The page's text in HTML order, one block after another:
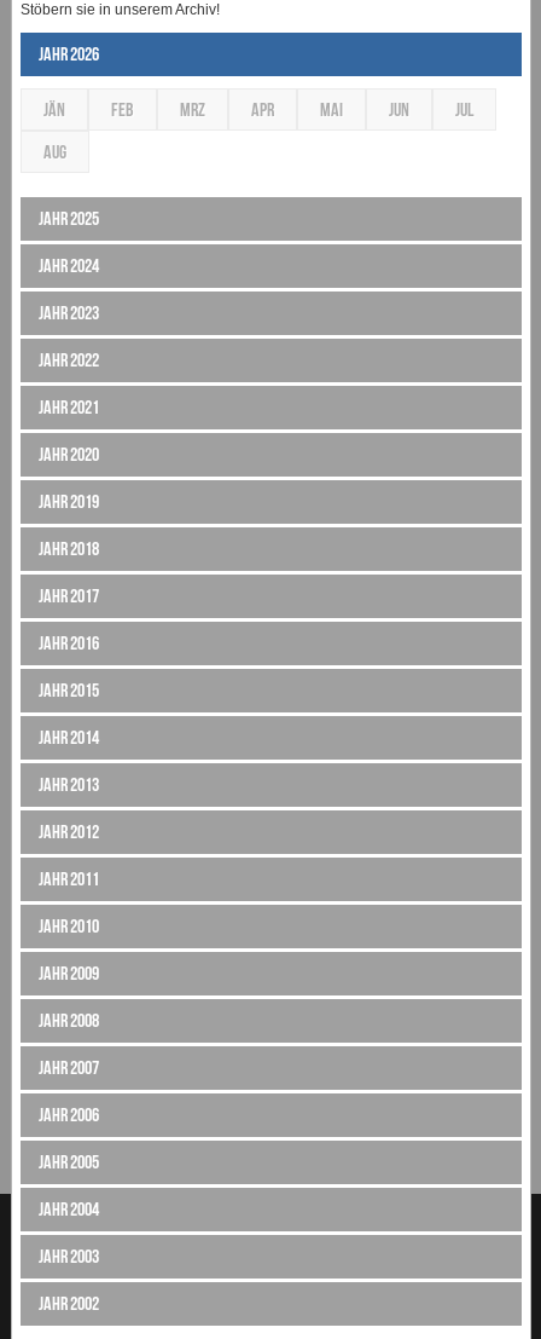
Stöbern sie in unserem Archiv!
Jahr 2026
JÄN FEB MRZ APR MAI JUN JUL
AUG
Jahr 2025
Jahr 2024
Jahr 2023
Jahr 2022
Jahr 2021
Jahr 2020
Jahr 2019
Jahr 2018
Jahr 2017
Jahr 2016
Jahr 2015
Jahr 2014
Jahr 2013
Jahr 2012
Jahr 2011
Jahr 2010
Jahr 2009
Jahr 2008
Jahr 2007
Jahr 2006
Jahr 2005
Jahr 2004
Jahr 2003
Jahr 2002